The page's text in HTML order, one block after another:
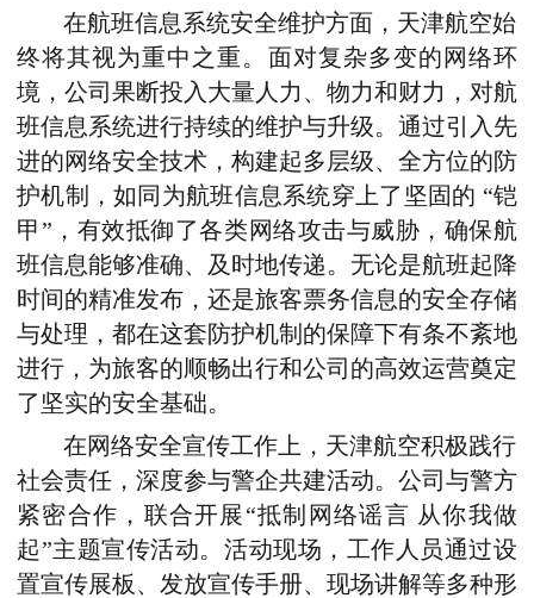
在航班信息系统安全维护方面，天津航空始
终将其视为重中之重。面对复杂多变的网络环
境，公司果断投入大量人力、物力和财力，对航
班信息系统进行持续的维护与升级。通过引入先
进的网络安全技术，构建起多层级、全方位的防
护机制，如同为航班信息系统穿上了坚固的 “铠
甲”，有效抵御了各类网络攻击与威胁，确保航
班信息能够准确、及时地传递。无论是航班起降
时间的精准发布，还是旅客票务信息的安全存储
与处理，都在这套防护机制的保障下有条不紊地
进行，为旅客的顺畅出行和公司的高效运营奠定
了坚实的安全基础。
在网络安全宣传工作上，天津航空积极践行
社会责任，深度参与警企共建活动。公司与警方
紧密合作，联合开展“抵制网络谣言 从你我做
起”主题宣传活动。活动现场，工作人员通过设
置宣传展板、发放宣传手册、现场讲解等多种形